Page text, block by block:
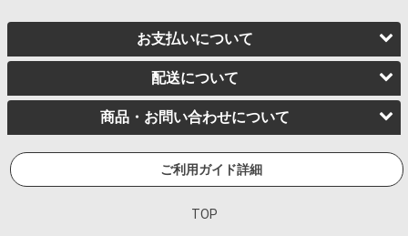
お支払いについて
配送について
商品・お問い合わせについて
ご利用ガイド詳細
TOP